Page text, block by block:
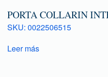
PORTA COLLARIN
SKU: 0022506515
Leer más